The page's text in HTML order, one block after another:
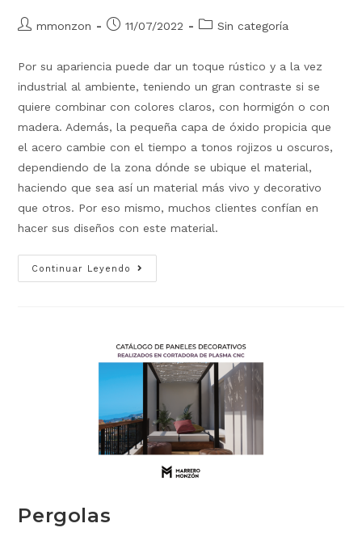
mmonzon 11/07/2022 Sin categoría
Por su apariencia puede dar un toque rústico y a la vez
industrial al ambiente, teniendo un gran contraste si se
quiere combinar con colores claros, con hormigón o con
madera. Además, la pequeña capa de óxido propicia que
el acero cambie con el tiempo a tonos rojizos u oscuros,
dependiendo de la zona dónde se ubique el material,
haciendo que sea así un material más vivo y decorativo
que otros. Por eso mismo, muchos clientes confían en
hacer sus diseños con este material.
Continuar Leyendo
Pergolas